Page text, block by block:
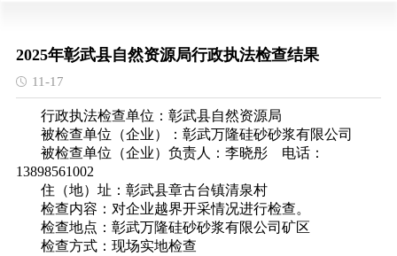
2025年彰武县自然资源局行政执法检查结果
11-17
行政执法检查单位：彰武县自然资源局
被检查单位（企业）：彰武万隆硅砂砂浆有限公司
被检查单位（企业）负责人：李晓彤 电话：
13898561002
住（地）址：彰武县章古台镇清泉村
检查内容：对企业越界开采情况进行检查。
检查地点：彰武万隆硅砂砂浆有限公司矿区
检查方式：现场实地检查